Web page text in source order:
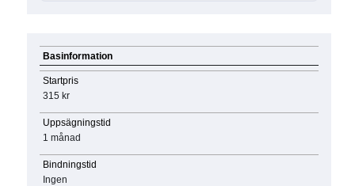
Basinformation
Startpris
315 kr
Uppsägningstid
1 månad
Bindningstid
Ingen